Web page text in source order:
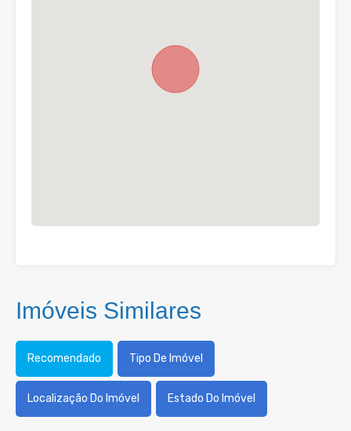
Imóveis Similares
Recomendado Tipo De Imóvel
Localização Do Imóvel Estado Do Imóvel